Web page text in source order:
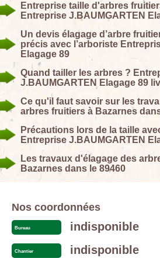
Entreprise taille d'arbres
Entreprise J.BAUMGARTEN
Un devis élagage d’arbre
précis avec l’arboriste
Elagage 89
Quand tailler les arbres ?
J.BAUMGARTEN Elagage 89
Ce qu'il faut savoir sur les
arbres fruitiers à Bazarnes
Précautions lors de la taille
Entreprise J.BAUMGARTEN
Les travaux d'élagage des
Bazarnes dans le 89460
Nos coordonnées
Bureau indisponible
Chantier indisponible